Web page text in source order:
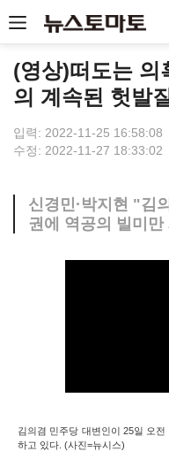
(영상)떠도는
의 계속된 헛발질
입력: 2022-11-25 16:58:08
수정: 2022-11-27 18:33:02
신경민·박지현 "김
권에 역공의 빌미만
김의겸 민주당 대변인이 25일 오
하고 있다. (사진=뉴시스)